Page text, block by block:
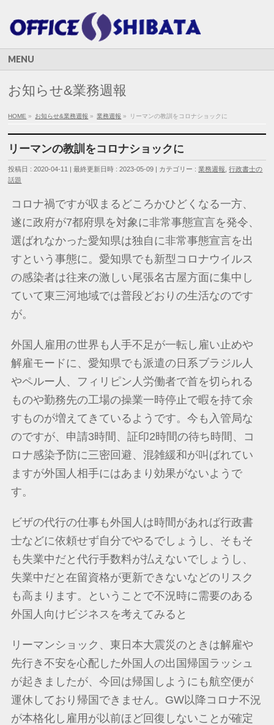
MENU
お知らせ&業務週報
HOME » お知らせ&業務週報 » 業務週報 » リーマンの教訓をコロナショックに
リーマンの教訓をコロナショックに
投稿日 : 2020-04-11 最終更新日時 : 2023-05-09 カテゴリー :業務週報 ,行政書士の
話題
コロナ禍ですが収まるどころかひどくなる一方、
遂に政府が7都府県を対象に非常事態宣言を発令、
選ばれなかった愛知県は独自に非常事態宣言を出
すという事態に。愛知県でも新型コロナウイルス
の感染者は往来の激しい尾張名古屋方面に集中し
ていて東三河地域では普段どおりの生活なのです
が。
外国人雇用の世界も人手不足が一転し雇い止めや
解雇モードに、愛知県でも派遣の日系ブラジル人
やペルー人、フィリピン人労働者で首を切られる
ものや勤務先の工場の操業一時停止で暇を持て余
すものが増えてきているようです。今も入管局な
のですが、申請3時間、証印2時間の待ち時間、コ
ロナ感染予防に三密回避、混雑緩和が叫ばれてい
ますが外国人相手にはあまり効果がないようで
す。
ビザの代行の仕事も外国人は時間があれば行政書
士などに依頼せず自分でやるでしょうし、そもそ
も失業中だと代行手数料が払えないでしょうし、
失業中だと在留資格が更新できないなどのリスク
も高まります。ということで不況時に需要のある
外国人向けビジネスを考えてみると
リーマンショック、東日本大震災のときは解雇や
先行き不安を心配した外国人の出国帰国ラッシュ
が起きましたが、今回は帰国しようにも航空便が
運休しており帰国できません。GW以降コロナ不況
が本格化し雇用が以前ほど回復しないことが確定